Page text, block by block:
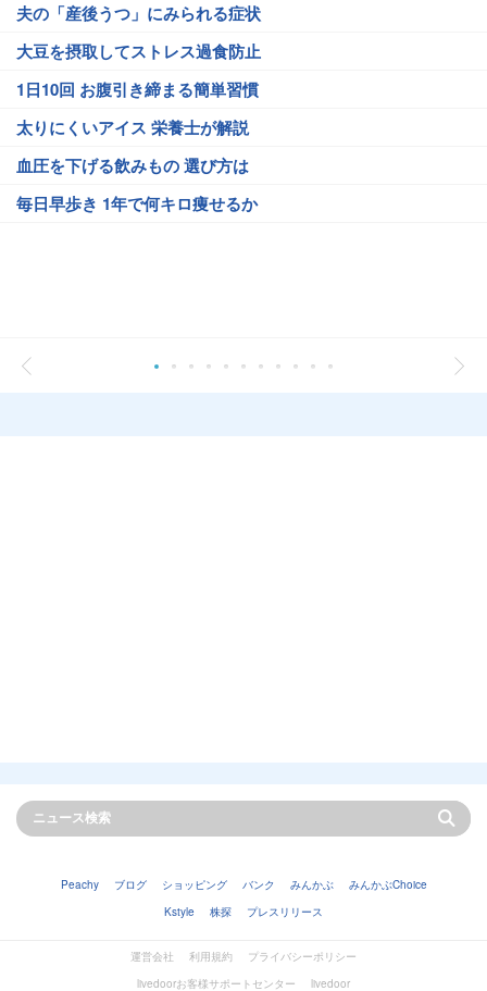
夫の「産後うつ」にみられる症状
大豆を摂取してストレス過食防止
1日10回 お腹引き締まる簡単習慣
太りにくいアイス 栄養士が解説
血圧を下げる飲みもの 選び方は
毎日早歩き 1年で何キロ痩せるか
Peachy ブログ ショッピング バンク みんかぶ
みんかぶChoice
Kstyle
株探 プレスリリース
運営会社 利用規約
プライバシーポリシー
livedoorお客様サポートセンター
livedoor